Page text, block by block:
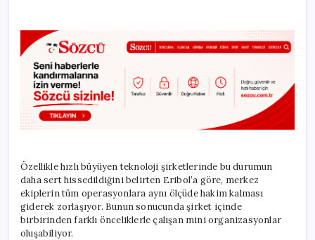
Özellikle hızlı büyüyen teknoloji şirketlerinde bu durumun
daha sert hissedildiğini belirten Eribol’a göre, merkez
ekiplerin tüm operasyonlara aynı ölçüde hakim kalması
giderek zorlaşıyor. Bunun sonucunda şirket içinde
birbirinden farklı önceliklerle çalışan mini organizasyonlar
oluşabiliyor.